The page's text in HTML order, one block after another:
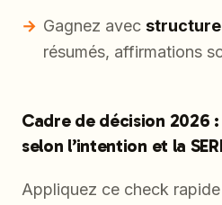
Gagnez avec
résumés, affirmations
Cadre de décision 2026
selon l’intention et la
Appliquez ce check